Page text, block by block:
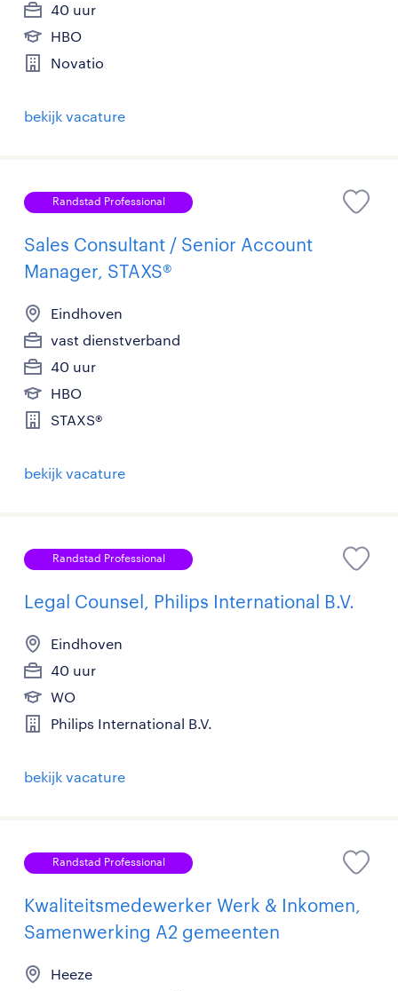
40 uur
HBO
Novatio
bekijk vacature
Randstad Professional
Sales Consultant / Senior Account
Manager, STAXS®
Eindhoven
vast dienstverband
40 uur
HBO
STAXS®
bekijk vacature
Randstad Professional
Legal Counsel, Philips International B.V.
Eindhoven
40 uur
WO
Philips International B.V.
bekijk vacature
Randstad Professional
Kwaliteitsmedewerker Werk & Inkomen,
Samenwerking A2 gemeenten
Heeze